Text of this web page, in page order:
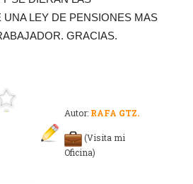
LEY DE PENSIONES MAS
GRACIAS.
Autor: RAFA GTZ.
(Visita mi
Oficina)